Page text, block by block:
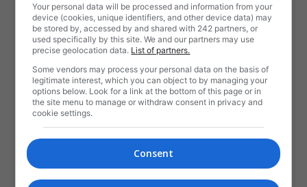
Your personal data will be processed and information from your
device (cookies, unique identifiers, and other device data) may
be stored by, accessed by and shared with 242 partners, or
used specifically by this site. We and our partners may use
precise geolocation data. List of partners.
Some vendors may process your personal data on the basis of
legitimate interest, which you can object to by managing your
options below. Look for a link at the bottom of this page or in
the site menu to manage or withdraw consent in privacy and
cookie settings.
Consent